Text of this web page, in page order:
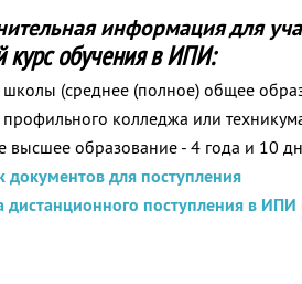
информация для
курс обучения в ИПИ:
(среднее (полное) общее
колледжа или
высшее образование - 4 года и 10
документов для поступления
поступления в ИПИ